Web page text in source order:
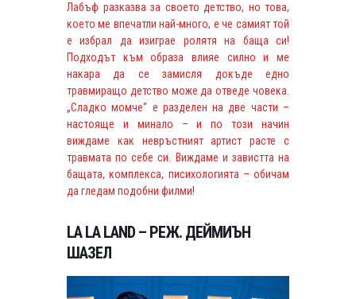
Лабъф разказва за своето детство, но това,
което ме впечатли най-много, е че самият той
е избрал да изиграе ролятя на баща си!
Подходът към образа влияе силно и ме
накара да се замисля докъде едно
травмиращо детство може да отведе човека.
„Сладко момче“ е разделен на две части –
настояще и минало – и по този начин
виждаме как невръстният артист расте с
травмата по себе си. Виждаме и завистта на
бащата, комплекса, писихологията – обичам
да гледам подобни филми!
LA LA LAND – РЕЖ. ДЕЙМИЪН
ШАЗЕЛ